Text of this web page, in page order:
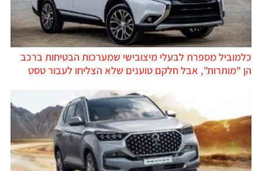
כלמוביל מספרת לבעלי מיצובישי שמערכות הבטיחות ברכב
הן "מותרות", אבל חלקם טוענים שלא הצליחו לעבור טסט